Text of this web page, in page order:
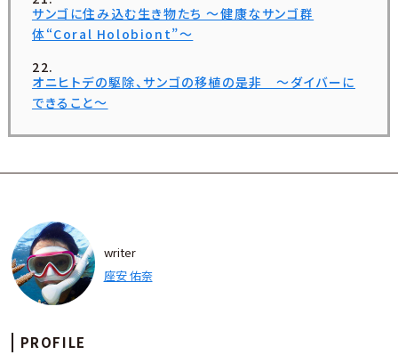
サンゴに住み込む生き物たち ～健康なサンゴ群
体“Coral Holobiont”～
オニヒトデの駆除、サンゴの移植の是非 ～ダイバーに
できること～
writer
座安 佑奈
PROFILE